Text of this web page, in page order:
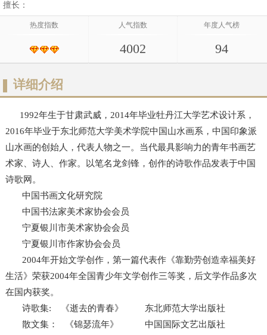
擅长：
热度指数 人气指数
4002
年度人气榜
94
详细介绍
1992年生于甘肃武威，2014年毕业牡丹江大学艺术设计系，
2016年毕业于东北师范大学美术学院中国山水画系，中国印象派
山水画的创始人，代表人物之一。当代最具影响力的青年书画艺
术家、诗人、作家。以笔名龙剑锋，创作的诗歌作品发表于中国
诗歌网。
中国书画文化研究院
中国书法家美术家协会会员
宁夏银川市美术家协会会员
宁夏银川市作家协会会员
2004年开始文学创作，第一篇代表作《靠勤劳创造幸福美好
生活》荣获2004年全国青少年文学创作三等奖，后文学作品多次
在国内获奖。
诗歌集: 《逝去的青春》 东北师范大学出版社
散文集： 《锦瑟流年》 中国国际文艺出版社